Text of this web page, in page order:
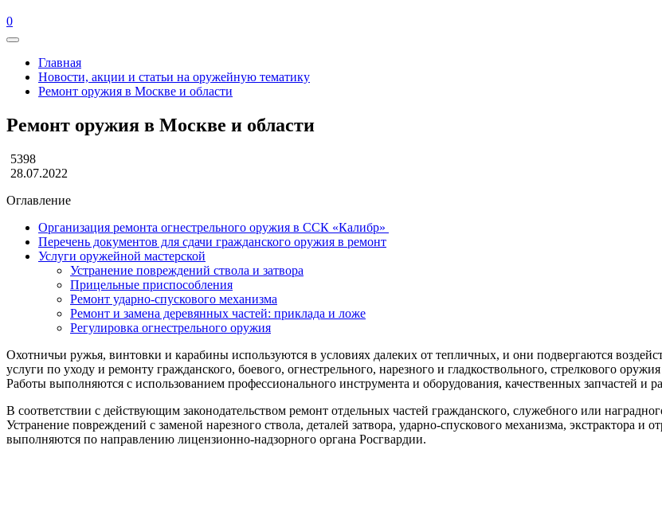
0
Главная
Новости, акции и статьи на оружейную тематику
Ремонт оружия в Москве и области
Ремонт оружия в Москве и области
5398
28.07.2022
Оглавление
Организация ремонта огнестрельного оружия в ССК «Калибр»
Перечень документов для сдачи гражданского оружия в ремонт
Услуги оружейной мастерской
Устранение повреждений ствола и затвора
Прицельные приспособления
Ремонт ударно-спускового механизма
Ремонт и замена деревянных частей: приклада и ложе
Регулировка огнестрельного оружия
Охотничьи ружья, винтовки и карабины используются в условиях далеких от тепличных, и они подвергаются
услуги по уходу и ремонту гражданского, боевого, огнестрельного, нарезного и гладкоствольного, стрелкового
Работы выполняются с использованием профессионального инструмента и оборудования, качественных запчастей и
В соответствии с действующим законодательством ремонт отдельных частей гражданского, служебного или
Устранение повреждений с заменой нарезного ствола, деталей затвора, ударно-спускового механизма, экстрактора и
выполняются по направлению лицензионно-надзорного органа Росгвардии.